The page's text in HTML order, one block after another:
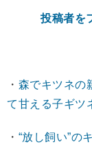
投稿者を
・ 森でキツネの
て甘える子ギツ
・ “放し飼い”の